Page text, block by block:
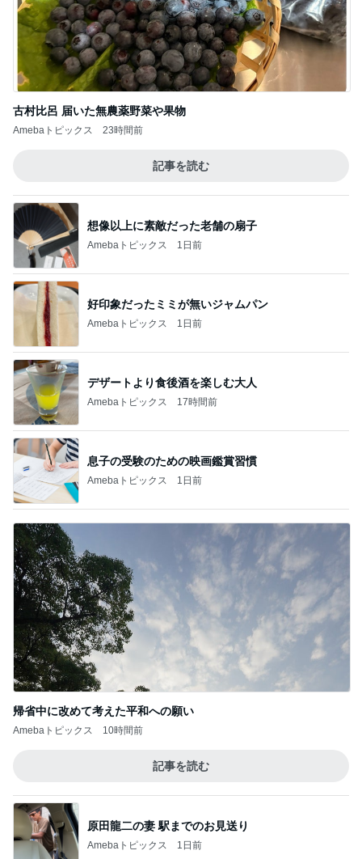
古村比呂 届いた無農薬野菜や果物
Amebaトピックス 23時間前
記事を読む
想像以上に素敵だった老舗の扇子
Amebaトピックス 1日前
好印象だったミミが無いジャムパン
Amebaトピックス 1日前
デザートより食後酒を楽しむ大人
Amebaトピックス 17時間前
息子の受験のための映画鑑賞習慣
Amebaトピックス 1日前
帰省中に改めて考えた平和への願い
Amebaトピックス 10時間前
記事を読む
原田龍二の妻 駅までのお見送り
Amebaトピックス 1日前